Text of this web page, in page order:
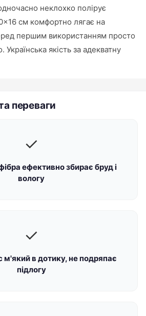
неклохко полірує
см комфортно лягає на
першим використанням просто
якість за адекватну
переваги
✓
ефективно збирає бруд і
вологу
✓
в дотику, не подряпає
підлогу